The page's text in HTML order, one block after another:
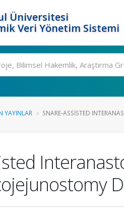
Üniversitesi
Veri Yönetim Sistemi
YAYINLAR SNARE-ASSISTED